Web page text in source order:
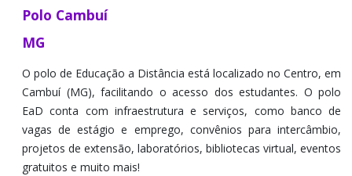
Polo Cambuí
MG
O polo de Educação a Distância está localizado no Centro, em
Cambuí (MG), facilitando o acesso dos estudantes. O polo
EaD conta com infraestrutura e serviços, como banco de
vagas de estágio e emprego, convênios para intercâmbio,
projetos de extensão, laboratórios, bibliotecas virtual, eventos
gratuitos e muito mais!